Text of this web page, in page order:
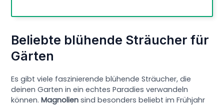
Beliebte blühende Sträucher für
Gärten
Es gibt viele faszinierende blühende Sträucher, die
deinen Garten in ein echtes Paradies verwandeln
können.Magnolien sind besonders beliebt im Frühjahr